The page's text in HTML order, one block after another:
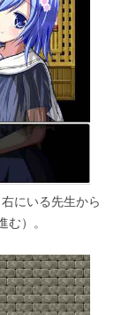
にいる先生から
）。